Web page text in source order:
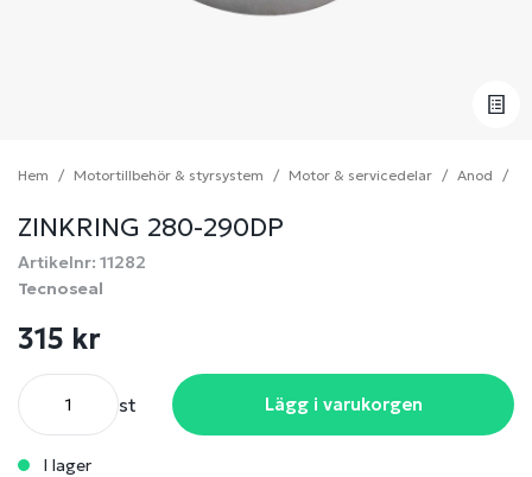
Hem Motortillbehör & styrsystem Motor & servicedelar Anod
ZINKRING 280-290DP
Artikelnr: 11282
Tecnoseal
315 kr
st Lägg i varukorgen
i lager